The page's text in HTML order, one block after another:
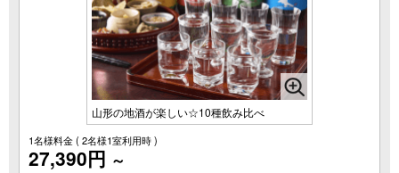
山形の地酒が楽しい☆10種飲み比べ
1名様料金( 2名様1室利用時 )
27,390円 ～